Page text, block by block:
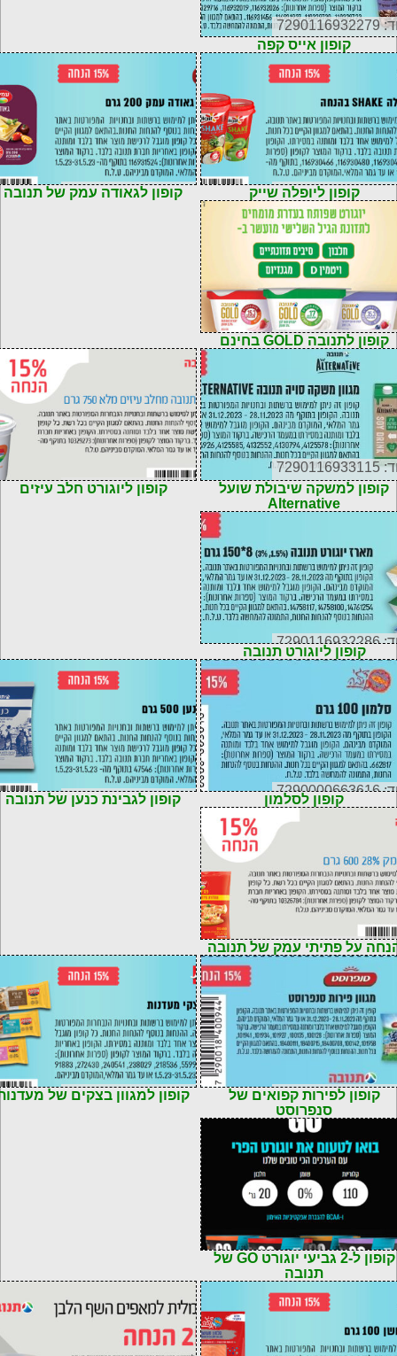
קופון אייס קפה
קופון ליופלה שייק קוד: 7290116932255קופון לגאודה עמק של תנובה
קופון לתנובה GOLD בחינם
קופון למשקה שיבולת שועל
Alternative
קוד: 7290116930770קופון ליוגורט חלב עיזים
קופון ליוגורט תנובה
קופון לסלמון קוד: 7290116932224קופון לגבינת כנען של תנובה
על פתיתי עמק של תנובה
קופון לפירות קפואים של
סנפרוסט
קוד: 7290018091326
קופון למגוון בצקים של
קופון ל-2 גביעי יוגורט GO של
תנובה